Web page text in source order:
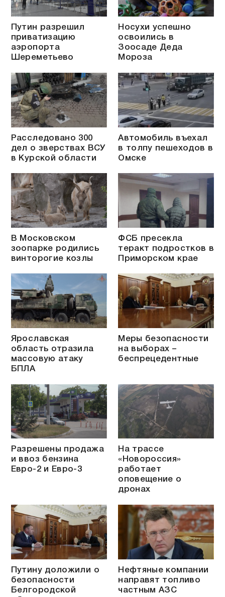
Путин разрешил
приватизацию
аэропорта
Шереметьево
Носухи успешно
освоились в
Зоосаде Деда
Мороза
Расследовано 300
дел о зверствах ВСУ
в Курской области
Автомобиль въехал
в толпу пешеходов в
Омске
В Московском
зоопарке родились
винторогие козлы
ФСБ пресекла
теракт подростков в
Приморском крае
Ярославская
область отразила
массовую атаку
БПЛА
Меры безопасности
на выборах –
беспрецедентные
Разрешены продажа
и ввоз бензина
Евро-2 и Евро-3
На трассе
«Новороссия»
работает
оповещение о
дронах
Путину доложили о
безопасности
Белгородской
Нефтяные компании
направят топливо
частным АЗС